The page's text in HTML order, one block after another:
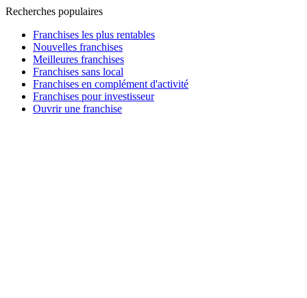
Recherches populaires
Franchises les plus rentables
Nouvelles franchises
Meilleures franchises
Franchises sans local
Franchises en complément d'activité
Franchises pour investisseur
Ouvrir une franchise